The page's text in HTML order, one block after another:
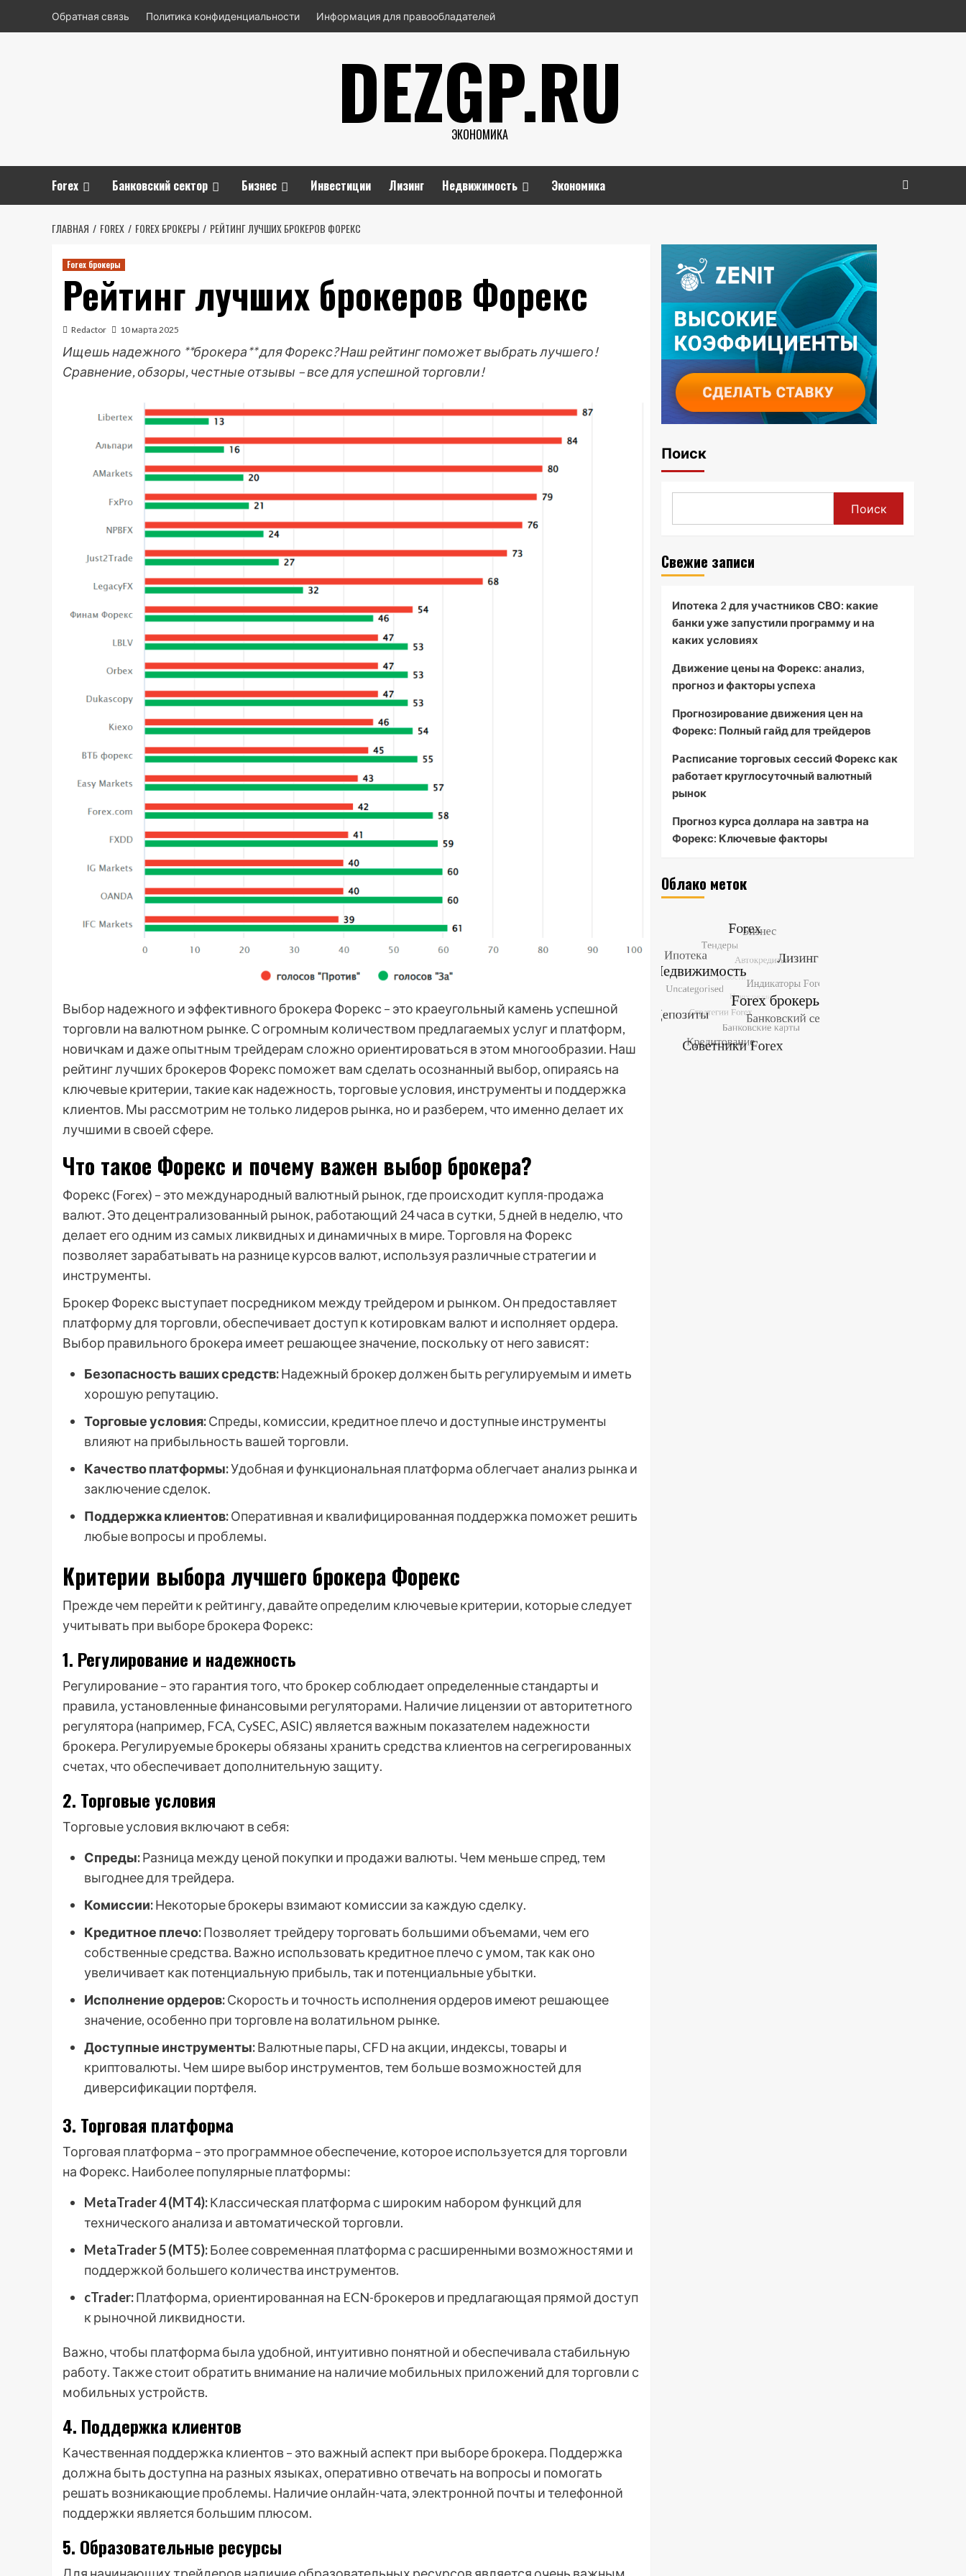
Обратная связь Политика конфиденциальности Информация для правообладателей
DEZGP.RU
ЭКОНОМИКА
Forex Банковский сектор Бизнес Инвестиции Лизинг Недвижимость Экономика
ГЛАВНАЯ FOREX FOREX БРОКЕРЫ РЕЙТИНГ ЛУЧШИХ БРОКЕРОВ ФОРЕКС
Forex брокеры
Рейтинг лучших брокеров Форекс
Redactor 10 марта 2025
Ищешь надежного **брокера** для Форекс? Наш рейтинг поможет выбрать лучшего!
Сравнение, обзоры, честные отзывы – все для успешной торговли!
Выбор надежного и эффективного брокера Форекс – это краеугольный камень успешной
торговли на валютном рынке. С огромным количеством предлагаемых услуг и платформ,
новичкам и даже опытным трейдерам сложно ориентироваться в этом многообразии. Наш
рейтинг лучших брокеров Форекс поможет вам сделать осознанный выбор, опираясь на
ключевые критерии, такие как надежность, торговые условия, инструменты и поддержка
клиентов. Мы рассмотрим не только лидеров рынка, но и разберем, что именно делает их
лучшими в своей сфере.
Что такое Форекс и почему важен выбор брокера?
Форекс (Forex) – это международный валютный рынок, где происходит купля-продажа
валют. Это децентрализованный рынок, работающий 24 часа в сутки, 5 дней в неделю, что
делает его одним из самых ликвидных и динамичных в мире. Торговля на Форекс
позволяет зарабатывать на разнице курсов валют, используя различные стратегии и
инструменты.
Брокер Форекс выступает посредником между трейдером и рынком. Он предоставляет
платформу для торговли, обеспечивает доступ к котировкам валют и исполняет ордера.
Выбор правильного брокера имеет решающее значение, поскольку от него зависят:
Безопасность ваших средств:Надежный брокер должен быть регулируемым и иметь
хорошую репутацию.
Торговые условия:Спреды, комиссии, кредитное плечо и доступные инструменты
влияют на прибыльность вашей торговли.
Качество платформы:Удобная и функциональная платформа облегчает анализ рынка и
заключение сделок.
Поддержка клиентов:Оперативная и квалифицированная поддержка поможет решить
любые вопросы и проблемы.
Критерии выбора лучшего брокера Форекс
Прежде чем перейти к рейтингу, давайте определим ключевые критерии, которые следует
учитывать при выборе брокера Форекс:
1. Регулирование и надежность
Регулирование – это гарантия того, что брокер соблюдает определенные стандарты и
правила, установленные финансовыми регуляторами. Наличие лицензии от авторитетного
регулятора (например, FCA, CySEC, ASIC) является важным показателем надежности
брокера. Регулируемые брокеры обязаны хранить средства клиентов на сегрегированных
счетах, что обеспечивает дополнительную защиту.
2. Торговые условия
Торговые условия включают в себя:
Спреды:Разница между ценой покупки и продажи валюты. Чем меньше спред, тем
выгоднее для трейдера.
Комиссии:Некоторые брокеры взимают комиссии за каждую сделку.
Кредитное плечо:Позволяет трейдеру торговать большими объемами, чем его
собственные средства. Важно использовать кредитное плечо с умом, так как оно
увеличивает как потенциальную прибыль, так и потенциальные убытки.
Исполнение ордеров:Скорость и точность исполнения ордеров имеют решающее
значение, особенно при торговле на волатильном рынке.
Доступные инструменты:Валютные пары, CFD на акции, индексы, товары и
криптовалюты. Чем шире выбор инструментов, тем больше возможностей для
диверсификации портфеля.
3. Торговая платформа
Торговая платформа – это программное обеспечение, которое используется для торговли
на Форекс. Наиболее популярные платформы:
MetaTrader 4 (MT4):Классическая платформа с широким набором функций для
технического анализа и автоматической торговли.
MetaTrader 5 (MT5):Более современная платформа с расширенными возможностями и
поддержкой большего количества инструментов.
cTrader:Платформа, ориентированная на ECN-брокеров и предлагающая прямой доступ
к рыночной ликвидности.
Важно, чтобы платформа была удобной, интуитивно понятной и обеспечивала стабильную
работу. Также стоит обратить внимание на наличие мобильных приложений для торговли с
мобильных устройств.
4. Поддержка клиентов
Качественная поддержка клиентов – это важный аспект при выборе брокера. Поддержка
должна быть доступна на разных языках, оперативно отвечать на вопросы и помогать
решать возникающие проблемы. Наличие онлайн-чата, электронной почты и телефонной
поддержки является большим плюсом.
5. Образовательные ресурсы
Поиск
Поиск
Свежие записи
Ипотека 2 для участников СВО: какие
банки уже запустили программу и на
каких условиях
Движение цены на Форекс: анализ,
прогноз и факторы успеха
Прогнозирование движения цен на
Форекс: Полный гайд для трейдеров
Расписание торговых сессий Форекс как
работает круглосуточный валютный
рынок
Прогноз курса доллара на завтра на
Форекс: Ключевые факторы
Облако меток